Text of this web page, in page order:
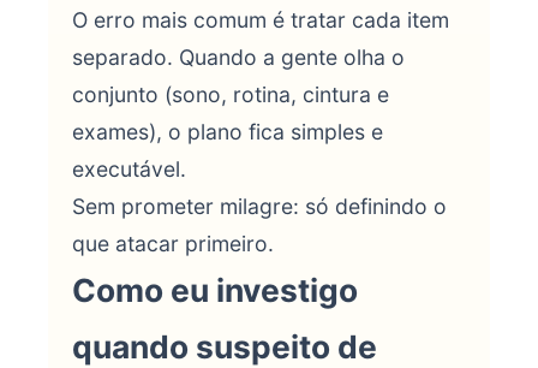
O erro mais comum é tratar cada item
separado. Quando a gente olha o
conjunto (sono, rotina, cintura e
exames), o plano fica simples e
executável.
Sem prometer milagre: só definindo o
que atacar primeiro.
Como eu investigo
quando suspeito de